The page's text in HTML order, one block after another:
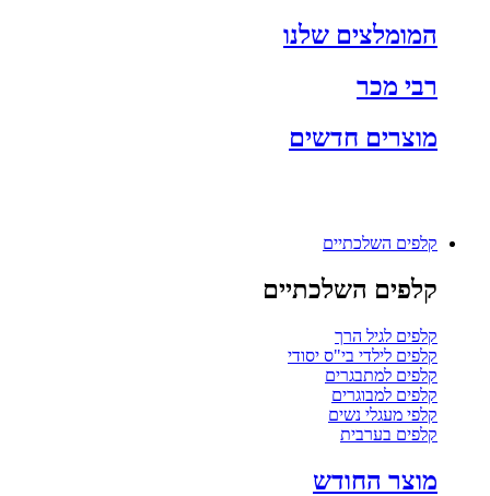
המומלצים שלנו
רבי מכר
מוצרים חדשים
קלפים השלכתיים
קלפים השלכתיים
קלפים לגיל הרך
קלפים לילדי בי"ס יסודי
קלפים למתבגרים
קלפים למבוגרים
קלפי מעגלי נשים
קלפים בערבית
מוצר החודש